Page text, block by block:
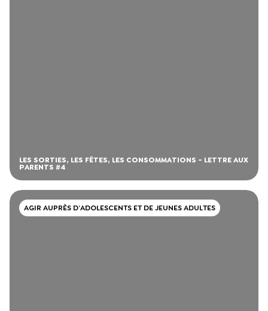
LES SORTIES, LES FÊTES, LES CONSOMMATIONS - LETTRE AUX
PARENTS #4
AGIR AUPRÈS D’ADOLESCENTS ET DE JEUNES ADULTES